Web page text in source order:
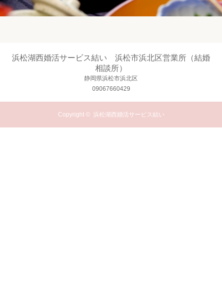
浜松湖西婚活サービス結い 浜松市浜北区営業所（結婚
相談所）
静岡県浜松市浜北区
09067660429
Copyright © 浜松湖西婚活サービス結い